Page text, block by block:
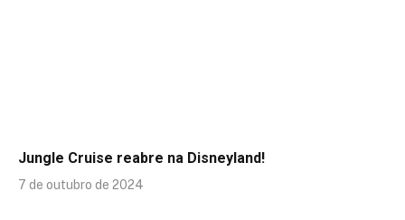
Jungle Cruise reabre na Disneyland!
7 de outubro de 2024